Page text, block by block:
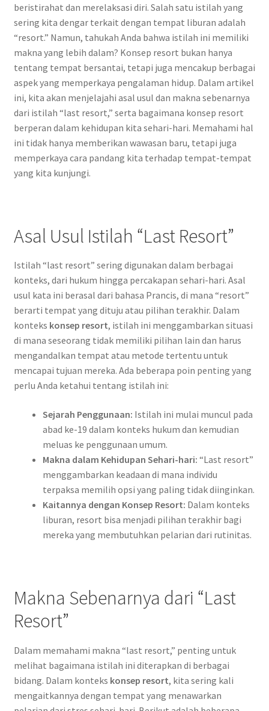
beristirahat dan merelaksasi diri. Salah satu istilah yang
sering kita dengar terkait dengan tempat liburan adalah
“resort.” Namun, tahukah Anda bahwa istilah ini memiliki
makna yang lebih dalam? Konsep resort bukan hanya
tentang tempat bersantai, tetapi juga mencakup berbagai
aspek yang memperkaya pengalaman hidup. Dalam artikel
ini, kita akan menjelajahi asal usul dan makna sebenarnya
dari istilah “last resort,” serta bagaimana konsep resort
berperan dalam kehidupan kita sehari-hari. Memahami hal
ini tidak hanya memberikan wawasan baru, tetapi juga
memperkaya cara pandang kita terhadap tempat-tempat
yang kita kunjungi.
Asal Usul Istilah “Last Resort”
Istilah “last resort” sering digunakan dalam berbagai
konteks, dari hukum hingga percakapan sehari-hari. Asal
usul kata ini berasal dari bahasa Prancis, di mana “resort”
berarti tempat yang dituju atau pilihan terakhir. Dalam
konteks konsep resort, istilah ini menggambarkan situasi
di mana seseorang tidak memiliki pilihan lain dan harus
mengandalkan tempat atau metode tertentu untuk
mencapai tujuan mereka. Ada beberapa poin penting yang
perlu Anda ketahui tentang istilah ini:
Sejarah Penggunaan: Istilah ini mulai muncul pada
abad ke-19 dalam konteks hukum dan kemudian
meluas ke penggunaan umum.
Makna dalam Kehidupan Sehari-hari: “Last resort”
menggambarkan keadaan di mana individu
terpaksa memilih opsi yang paling tidak diinginkan.
Kaitannya dengan Konsep Resort: Dalam konteks
liburan, resort bisa menjadi pilihan terakhir bagi
mereka yang membutuhkan pelarian dari rutinitas.
Makna Sebenarnya dari “Last
Resort”
Dalam memahami makna “last resort,” penting untuk
melihat bagaimana istilah ini diterapkan di berbagai
bidang. Dalam konteks konsep resort, kita sering kali
mengaitkannya dengan tempat yang menawarkan